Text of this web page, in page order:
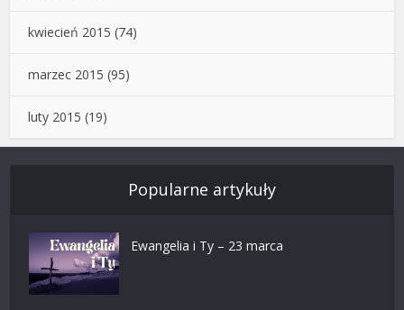
kwiecień 2015 (74)
marzec 2015 (95)
luty 2015 (19)
Popularne artykuły
Ewangelia i Ty – 23 marca